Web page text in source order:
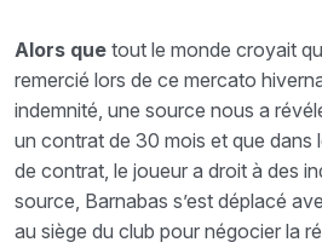
Alors que tout le monde croyait
remercié lors de ce mercato
indemnité, une source nous a
un contrat de 30 mois et que dans
de contrat, le joueur a droit à des
source, Barnabas s’est déplacé
au siège du club pour négocier la